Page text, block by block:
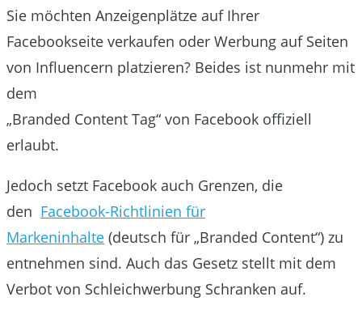
Sie möchten Anzeigenplätze auf Ihrer
Facebookseite verkaufen oder Werbung auf Seiten
von Influencern platzieren? Beides ist nunmehr mit
dem
„Branded Content Tag“ von Facebook offiziell
erlaubt.
Jedoch setzt Facebook auch Grenzen, die
den Facebook-Richtlinien für
Markeninhalte (deutsch für „Branded Content“) zu
entnehmen sind. Auch das Gesetz stellt mit dem
Verbot von Schleichwerbung Schranken auf.